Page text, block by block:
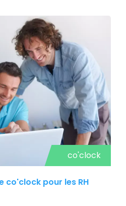
co'clock
co'clock pour les RH